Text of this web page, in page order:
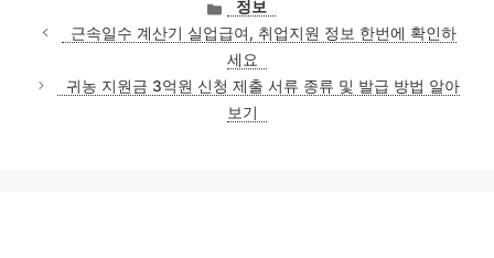
테
고
리
정보
근속일수 계산기 실업급여, 취업지원 정보 한번에 확인하
세요
귀농 지원금 3억원 신청 제출 서류 종류 및 발급 방법 알아
보기